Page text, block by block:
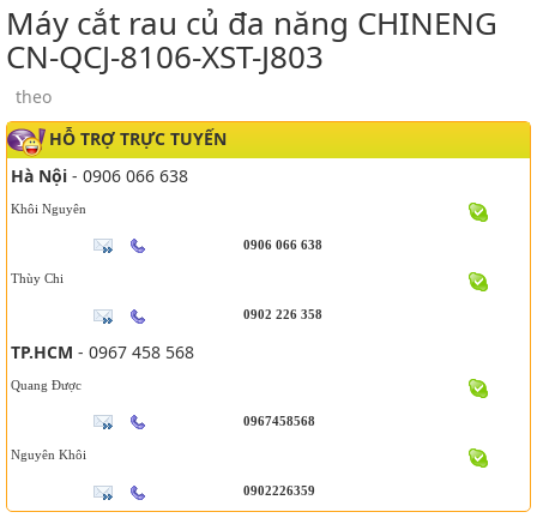
Máy cắt rau củ đa năng CHINENG
CN-QCJ-8106-XST-J803
theo
HỖ TRỢ TRỰC TUYẾN
Hà Nội - 0906 066 638
Khôi Nguyên
0906 066 638
Thùy Chi
0902 226 358
TP.HCM - 0967 458 568
Quang Được
0967458568
Nguyên Khôi
0902226359